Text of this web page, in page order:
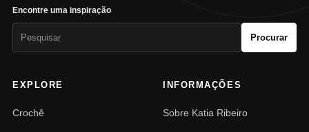
Encontre uma inspiração
Procurar
EXPLORE
Crochê
INFORMAÇÕES
Sobre Katia Ribeiro